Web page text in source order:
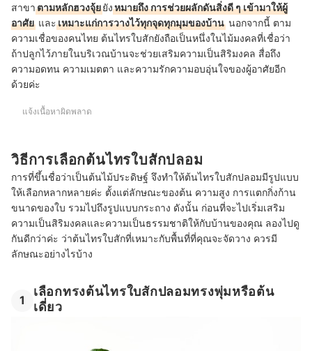
สาขาตามหลักฮวงจุ้ยยังหมายถึง การช่วยผลักดันสิ่งดี ๆ เข้ามาให้ผู้
อาศัย และเหมาะแก่การวางไว้ทุกจุดทุกมุมของบ้าน นอกจากนี้ ตาม
ความเชื่อของคนไทย ต้นไทรใบสักยังถือเป็นหนึ่งในไม้มงคลที่เชื่อว่า
ถ้าปลูกไว้ภายในบริเวณบ้านจะช่วยเสริมความเป็นสิริมงคล สื่อถึง
ความอดทน ความเมตตา และความรักความอบอุ่นใจของผู้อาศัยอีก
ด้วยค่ะ
แจ้งเนื้อหาผิดพลาด
วิธีการเลือกต้นไทรใบสักปลอม
การที่ขึ้นชื่อว่าเป็นต้นไม้ประดิษฐ์ จึงทำให้ต้นไทรใบสักปลอมมีรูปแบบ
ให้เลือกหลากหลายค่ะ ตั้งแต่ลักษณะของต้น ความสูง การแตกกิ่งก้าน
ขนาดของใบ รวมไปถึงรูปแบบกระถาง ดังนั้น ก่อนที่จะไปเริ่มเสริม
ความเป็นสิริมงคลและความเป็นธรรมชาติให้กับบ้านของคุณ ลองไปดู
กันดีกว่าค่ะ ว่าต้นไทรใบสักที่เหมาะกับพื้นที่ที่คุณจะจัดวาง ควรมี
ลักษณะอย่างไรบ้าง
1
เลือกทรงต้นไทรใบสักปลอมทรงพุ่มหรือต้น
เดี่ยว